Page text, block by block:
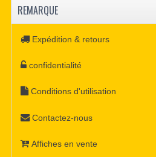
REMARQUE
Expédition & retours
confidentialité
Conditions d'utilisation
Contactez-nous
Affiches en vente